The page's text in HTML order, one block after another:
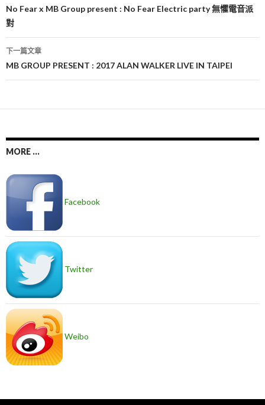
章
導
覽
No Fear x MB Group present : No Fear Electric party 無懼電音派
對
下一篇文章
MB GROUP PRESENT : 2017 ALAN WALKER LIVE IN TAIPEI
MORE ...
Facebook
Twitter
Weibo